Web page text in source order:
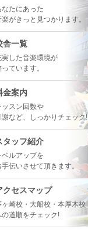
なたにあった
楽がきっと見つかります。
舎一覧
実した音楽環境が
ています。
金案内
ッスン回数や
謝など、しっかりチェック!
タッフ紹介
ベルアップを
手伝いさせて頂きます。
クセスマップ
ヶ崎校・大船校・本厚木校
の道順をチェック!